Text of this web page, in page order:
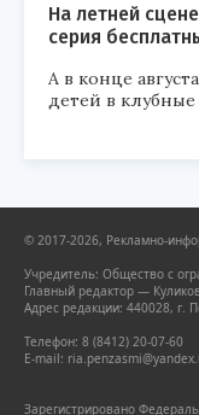
На летней
серия
А в конце
детей в
© 2017-2026, Рекламно-
Учредитель: Общество с
Главный редактор —
Адрес редакции: 440028, г.
Телефон: 8 (8412) 20-07-60
E-mail:
Зарегистрировано